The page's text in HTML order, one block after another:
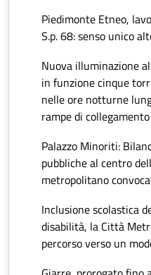
Piedimonte Etneo,
S.p. 68: senso unico
Nuova illuminazione
in funzione cinque
nelle ore notturne
rampe di
Palazzo Minoriti:
pubbliche al centro
metropolitano
Inclusione scolastica
disabilità, la Città
percorso verso un